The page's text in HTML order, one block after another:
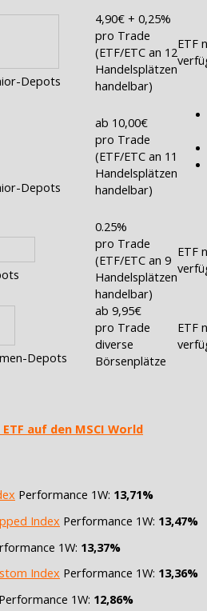
Depots
4,90€ + 0,25%
pro Trade
(ETF/ETC an 12
Handelsplätzen
handelbar)
ETF
Depots
ab 10,00€
pro Trade
(ETF/ETC an 11
Handelsplätzen
handelbar)
0.25%
pro Trade
(ETF/ETC an 9
Handelsplätzen
handelbar)
ETF
Depots
ab 9,95€
pro Trade
diverse
Börsenplätze
ETF
auf den MSCI World
Performance 1W: 13,71%
Index Performance 1W: 13,47%
1W: 13,37%
Index Performance 1W: 13,36%
Performance 1W: 12,86%